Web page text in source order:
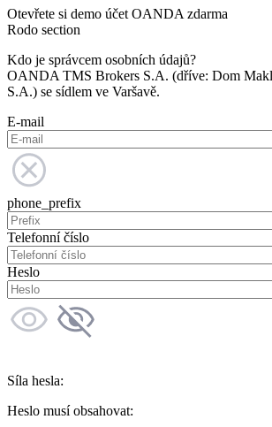
Otevřete si demo účet OANDA zdarma
Rodo section
Kdo je správcem osobních údajů?
OANDA TMS Brokers S.A. (dříve: Dom
S.A.) se sídlem ve Varšavě.
E-mail
phone_prefix
Telefonní číslo
Heslo
Síla hesla:
Heslo musí obsahovat: